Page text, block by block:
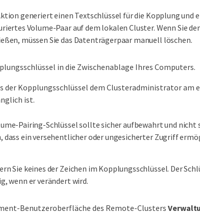
generiert einen Textschlüssel für die Kopplung und
Volume-Paar auf dem lokalen Cluster. Wenn Sie
müssen Sie das Datenträgerpaar manuell löschen.
in die Zwischenablage Ihres Computers.
der Kopplungsschlüssel dem Clusteradministrator am
ist.
Pairing-Schlüssel sollte sicher aufbewahrt und nicht
dass ein versehentlicher oder ungesicherter Zugriff
Sie keines der Zeichen im Kopplungsschlüssel. Der
wenn er verändert wird.
Benutzeroberfläche des Remote-Clusters